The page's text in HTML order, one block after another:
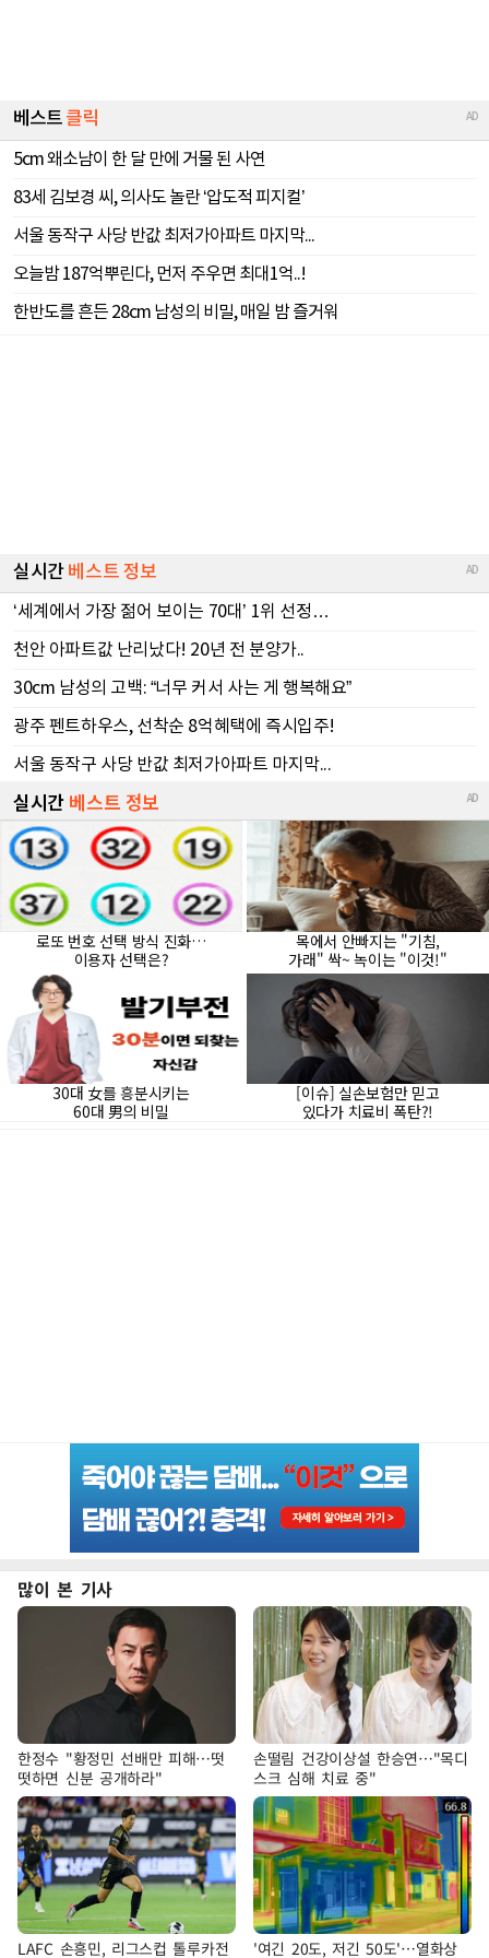
많이 본 기사
한정수 "황정민 선배만 피해…떳
떳하면 신분 공개하라"
손떨림 건강이상설 한승연…"목디
스크 심해 치료 중"
LAFC 손흥민, 리그스컵 톨루카전
'여긴 20도, 저긴 50도'…열화상